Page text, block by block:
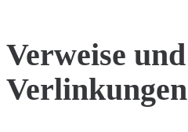
Verweise und
Verlinkungen